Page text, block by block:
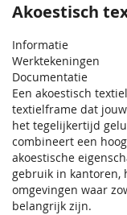
Akoestisch
Informatie
Werktekeningen
Documentatie
Een akoestisch
textielframe dat
het tegelijkertijd
combineert een
akoestische
gebruik in kantoren,
omgevingen waar
belangrijk zijn.